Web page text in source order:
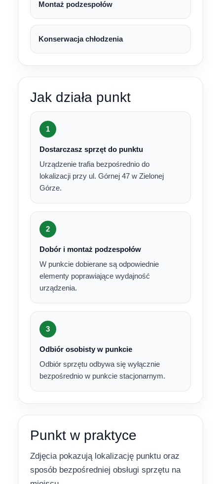
Montaż podzespołów
Konserwacja chłodzenia
Jak działa punkt
1
Dostarczasz sprzęt do punktu
Urządzenie trafia bezpośrednio do
lokalizacji przy ul. Górnej 47 w Zielonej
Górze.
2
Dobór i montaż podzespołów
W punkcie dobierane są odpowiednie
elementy poprawiające wydajność
urządzenia.
3
Odbiór osobisty w punkcie
Odbiór sprzętu odbywa się wyłącznie
bezpośrednio w punkcie stacjonarnym.
Punkt w praktyce
Zdjęcia pokazują lokalizację punktu oraz
sposób bezpośredniej obsługi sprzętu na